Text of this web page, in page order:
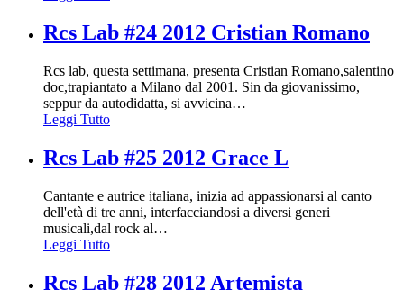
Rcs Lab #24 2012 Cristian Romano
Rcs lab, questa settimana, presenta Cristian Romano,salentino
doc,trapiantato a Milano dal 2001. Sin da giovanissimo,
seppur da autodidatta, si avvicina…
Leggi Tutto
Rcs Lab #25 2012 Grace L
Cantante e autrice italiana, inizia ad appassionarsi al canto
dell'età di tre anni, interfacciandosi a diversi generi
musicali,dal rock al…
Leggi Tutto
Rcs Lab #28 2012 Artemista